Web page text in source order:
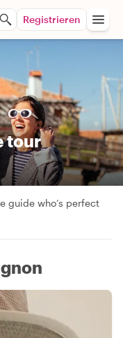
Registrieren
tour
guide who’s perfect